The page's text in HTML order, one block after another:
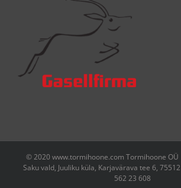
© 2020 www.tormihoone.com Tormihoone
Saku vald, Juuliku küla, Karjavärava tee 6,
562 23 608